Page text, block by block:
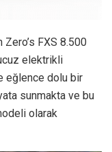
FXS 8.500
elektrikli
eğlence dolu bir
sunmakta ve bu
olarak